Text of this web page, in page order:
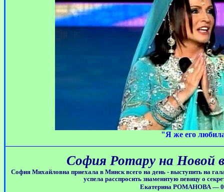
"Я же его
София Ротару на Новой
София Михайловна приехала в Минск всего на день - выступить на
успела расспросить знаменитую певицу о
Екатерина РОМАНОВА —